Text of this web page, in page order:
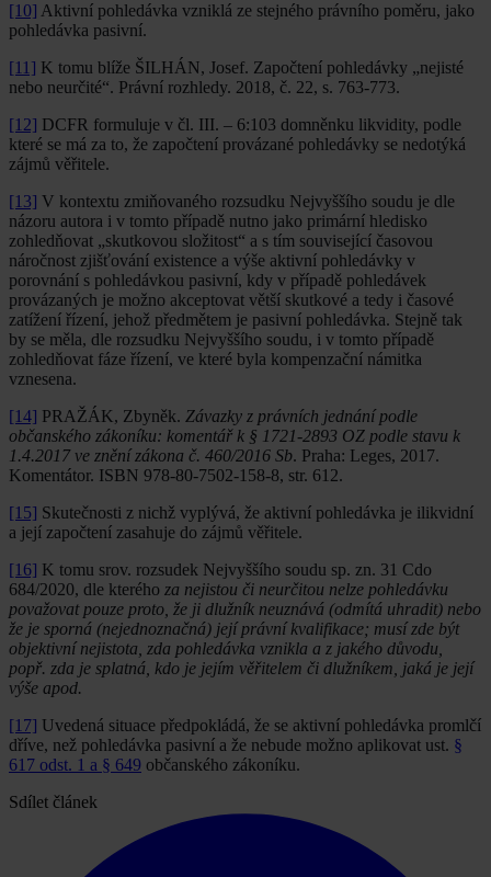
[10] Aktivní pohledávka vzniklá ze stejného právního poměru, jako
pohledávka pasivní.
[11] K tomu blíže ŠILHÁN, Josef. Započtení pohledávky „nejisté
nebo neurčité“. Právní rozhledy. 2018, č. 22, s. 763-773.
[12] DCFR formuluje v čl. III. – 6:103 domněnku likvidity, podle
které se má za to, že započtení provázané pohledávky se nedotýká
zájmů věřitele.
[13] V kontextu zmiňovaného rozsudku Nejvyššího soudu je dle
názoru autora i v tomto případě nutno jako primární hledisko
zohledňovat „skutkovou složitost“ a s tím související časovou
náročnost zjišťování existence a výše aktivní pohledávky v
porovnání s pohledávkou pasivní, kdy v případě pohledávek
provázaných je možno akceptovat větší skutkové a tedy i časové
zatížení řízení, jehož předmětem je pasivní pohledávka. Stejně tak
by se měla, dle rozsudku Nejvyššího soudu, i v tomto případě
zohledňovat fáze řízení, ve které byla kompenzační námitka
vznesena.
[14] PRAŽÁK, Zbyněk. Závazky z právních jednání podle
občanského zákoníku: komentář k § 1721-2893 OZ podle stavu k
1.4.2017 ve znění zákona č. 460/2016 Sb. Praha: Leges, 2017.
Komentátor. ISBN 978-80-7502-158-8, str. 612.
[15] Skutečnosti z nichž vyplývá, že aktivní pohledávka je ilikvidní
a její započtení zasahuje do zájmů věřitele.
[16] K tomu srov. rozsudek Nejvyššího soudu sp. zn. 31 Cdo
684/2020, dle kterého za nejistou či neurčitou nelze pohledávku
považovat pouze proto, že ji dlužník neuznává (odmítá uhradit) nebo
že je sporná (nejednoznačná) její právní kvalifikace; musí zde být
objektivní nejistota, zda pohledávka vznikla a z jakého důvodu,
popř. zda je splatná, kdo je jejím věřitelem či dlužníkem, jaká je její
výše apod.
[17] Uvedená situace předpokládá, že se aktivní pohledávka promlčí
dříve, než pohledávka pasivní a že nebude možno aplikovat ust. §
617 odst. 1 a § 649 občanského zákoníku.
Sdílet článek